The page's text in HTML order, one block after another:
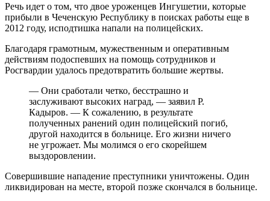
Речь идет о том, что двое уроженцев Ингушетии, которые
прибыли в Чеченскую Республику в поисках работы еще в
2012 году, исподтишка напали на полицейских.
Благодаря грамотным, мужественным и оперативным
действиям подоспевших на помощь сотрудников и
Росгвардии удалось предотвратить большие жертвы.
— Они сработали четко, бесстрашно и
заслуживают высоких наград, — заявил Р.
Кадыров. — К сожалению, в результате
полученных ранений один полицейский погиб,
другой находится в больнице. Его жизни ничего
не угрожает. Мы молимся о его скорейшем
выздоровлении.
Совершившие нападение преступники уничтожены. Один
ликвидирован на месте, второй позже скончался в больнице.